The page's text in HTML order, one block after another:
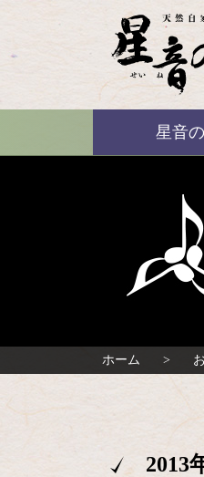
ばい
星音
ホーム
2013